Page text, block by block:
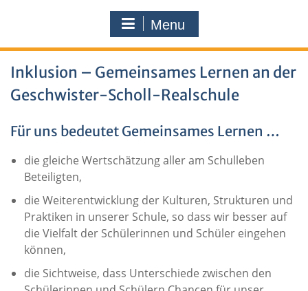
Menu
Inklusion – Gemeinsames Lernen an der
Geschwister-Scholl-Realschule
Für uns bedeutet Gemeinsames Lernen …
die gleiche Wertschätzung aller am Schulleben
Beteiligten,
die Weiterentwicklung der Kulturen, Strukturen und
Praktiken in unserer Schule, so dass wir besser auf
die Vielfalt der Schülerinnen und Schüler eingehen
können,
die Sichtweise, dass Unterschiede zwischen den